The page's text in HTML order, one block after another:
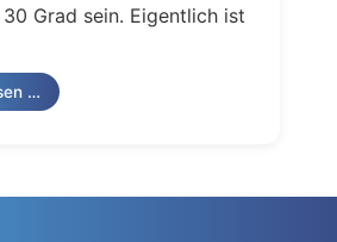
Grad sein. Eigentlich ist
…